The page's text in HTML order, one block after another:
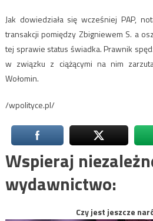
Jak dowiedziała się wcześniej PAP,
transakcji pomiędzy Zbigniewem S. a
tej sprawie status świadka. Prawnik
w związku z ciążącymi na nim
Wołomin.
/wpolityce.pl/
Wspieraj
wydawnictwo:
Czy jest jeszcze